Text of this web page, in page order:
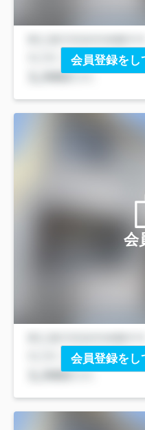
会員登録をし
会
会員登録をし